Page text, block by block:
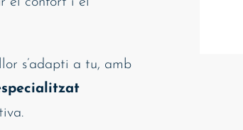
s’adapti a tu, amb